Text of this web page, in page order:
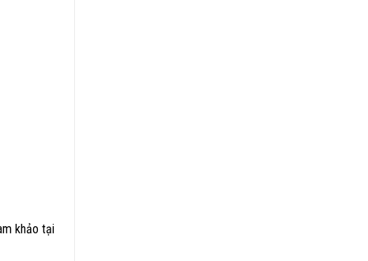
khảo tại